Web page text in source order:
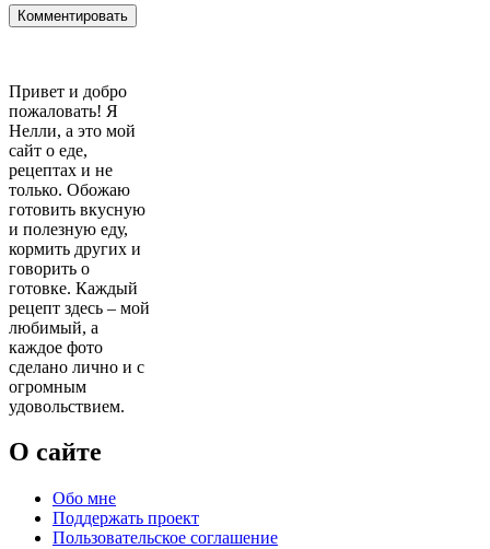
Привет и добро
пожаловать! Я
Нелли, а это мой
сайт о еде,
рецептах и не
только. Обожаю
готовить вкусную
и полезную еду,
кормить других и
говорить о
готовке. Каждый
рецепт здесь – мой
любимый, а
каждое фото
сделано лично и с
огромным
удовольствием.
О сайте
Обо мне
Поддержать проект
Пользовательское соглашение